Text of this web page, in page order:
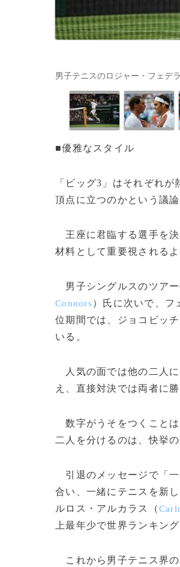
男子テニスのロジャー・フェデ
■優雅なスタイル
「ビッグ3」はそれぞれ
頂点に立つのかという議
王座に君臨する選手を決
材料として重要視される
男子シングルスのツアー
Connors）氏に次いで、フ
位期間では、ジョコビッ
いる。
人気の面では他の二人に
え、直接対決では両者に
数字がうそをつくことは
二人を分けるのは、快挙
引退のメッセージで「一
合い、一緒にテニスを新
ルロス・アルカラス（
上最年少で世界ランキン
これから男子テニス界の